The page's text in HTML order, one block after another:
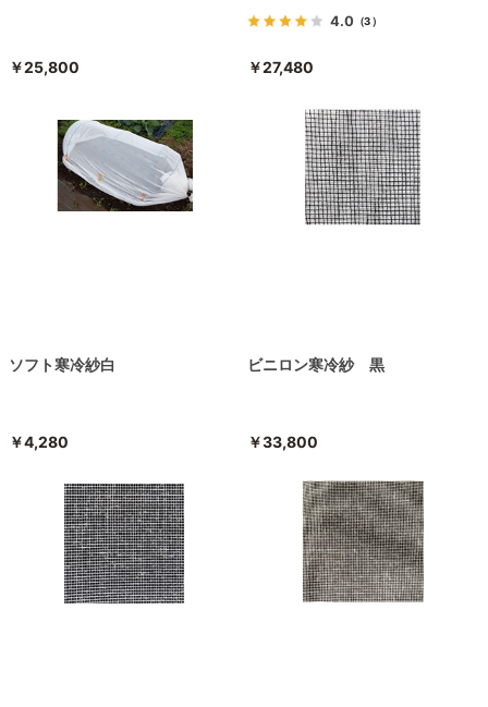
￥25,800
4.0 （3）
￥27,480
ソフト寒冷紗白
￥4,280
ビニロン寒冷紗 黒
￥33,800